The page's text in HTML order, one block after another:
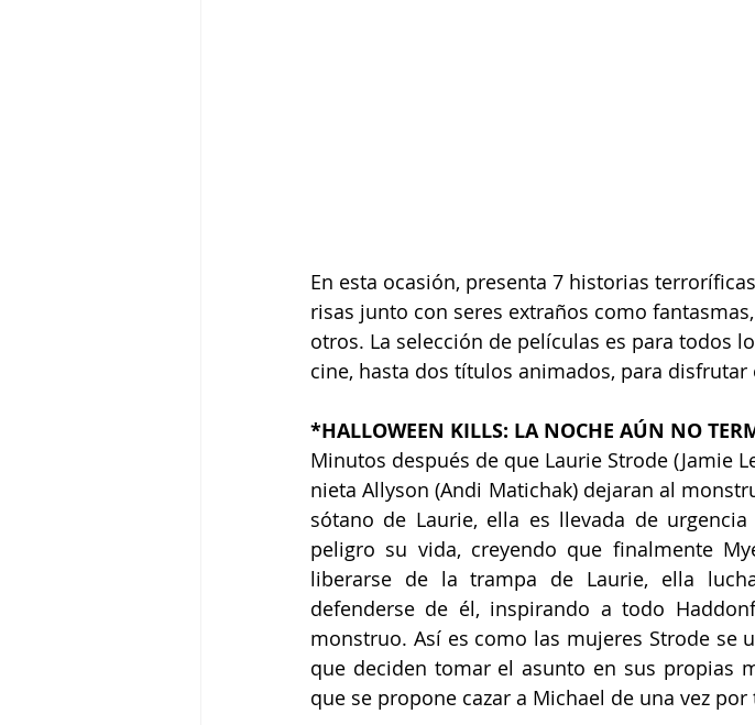
En esta ocasión, presenta 7 historias
risas junto con seres extraños como
otros. La selección de películas es para todos
cine, hasta dos títulos animados, para disfrutar
*HALLOWEEN KILLS: LA NOCHE AÚN NO
Minutos después de que Laurie Strode (Jamie
nieta Allyson (Andi Matichak) dejaran al
sótano de Laurie, ella es llevada de
peligro su vida, creyendo que finalmente
liberarse de la trampa de Laurie, ella
defenderse de él, inspirando a todo
monstruo. Así es como las mujeres Strode se
que deciden tomar el asunto en sus propias
que se propone cazar a Michael de una vez por